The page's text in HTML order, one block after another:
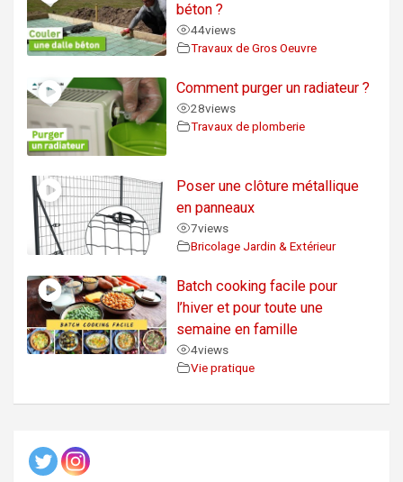
béton ?
44views
Travaux de Gros Oeuvre
Comment purger un radiateur ?
28views
Travaux de plomberie
Poser une clôture métallique
en panneaux
7views
Bricolage Jardin & Extérieur
Batch cooking facile pour
l’hiver et pour toute une
semaine en famille
4views
Vie pratique